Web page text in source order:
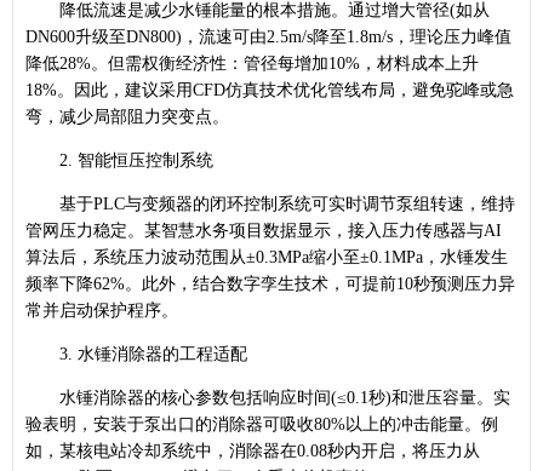
降低流速是减少水锤能量的根本措施。通过增大管径(如从
DN600升级至DN800)，流速可由2.5m/s降至1.8m/s，理论压力峰值
降低28%。但需权衡经济性：管径每增加10%，材料成本上升
18%。因此，建议采用CFD仿真技术优化管线布局，避免驼峰或急
弯，减少局部阻力突变点。
2. 智能恒压控制系统
基于PLC与变频器的闭环控制系统可实时调节泵组转速，维持
管网压力稳定。某智慧水务项目数据显示，接入压力传感器与AI
算法后，系统压力波动范围从±0.3MPa缩小至±0.1MPa，水锤发生
频率下降62%。此外，结合数字孪生技术，可提前10秒预测压力异
常并启动保护程序。
3. 水锤消除器的工程适配
水锤消除器的核心参数包括响应时间(≤0.1秒)和泄压容量。实
验表明，安装于泵出口的消除器可吸收80%以上的冲击能量。例
如，某核电站冷却系统中，消除器在0.08秒内开启，将压力从